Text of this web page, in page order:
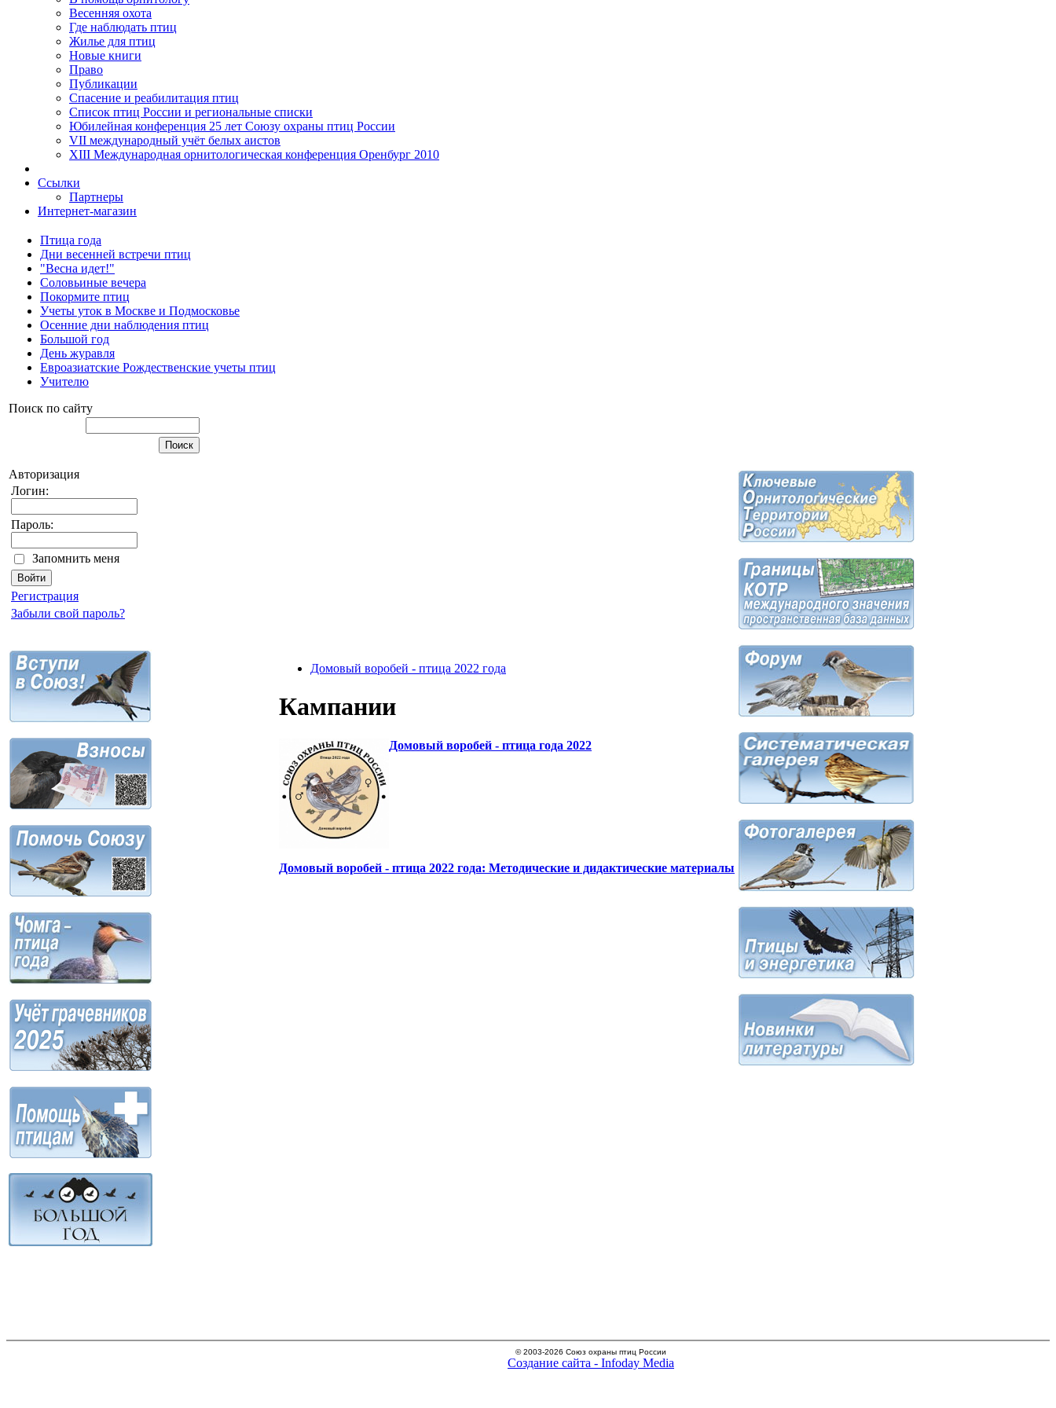
Весенняя охота
Где наблюдать птиц
Жилье для птиц
Новые книги
Право
Публикации
Спасение и реабилитация птиц
Список птиц России и региональные списки
Юбилейная конференция 25 лет Союзу охраны птиц России
VII международный учёт белых аистов
XIII Международная орнитологическая конференция Оренбург 2010
Ссылки
Партнеры
Интернет-магазин
Птица года
Дни весенней встречи птиц
"Весна идет!"
Соловьиные вечера
Покормите птиц
Учеты уток в Москве и Подмосковье
Осенние дни наблюдения птиц
Большой год
День журавля
Евроазиатские Рождественские учеты птиц
Учителю
Поиск по сайту
Авторизация
Логин:
Пароль:
Запомнить меня
Регистрация
Забыли свой пароль?
Домовый воробей - птица 2022 года
Кампании
Домовый воробей - птица года 2022
Домовый воробей - птица 2022 года: Методические и дидактические материалы
© 2003-2026 Союз охраны птиц России
Создание сайта - Infoday Media